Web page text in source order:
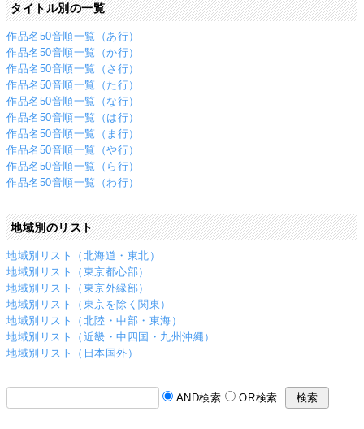
タイトル別の一覧
作品名50音順一覧（あ行）
作品名50音順一覧（か行）
作品名50音順一覧（さ行）
作品名50音順一覧（た行）
作品名50音順一覧（な行）
作品名50音順一覧（は行）
作品名50音順一覧（ま行）
作品名50音順一覧（や行）
作品名50音順一覧（ら行）
作品名50音順一覧（わ行）
地域別のリスト
地域別リスト（北海道・東北）
地域別リスト（東京都心部）
地域別リスト（東京外縁部）
地域別リスト（東京を除く関東）
地域別リスト（北陸・中部・東海）
地域別リスト（近畿・中四国・九州沖縄）
地域別リスト（日本国外）
AND検索 OR検索